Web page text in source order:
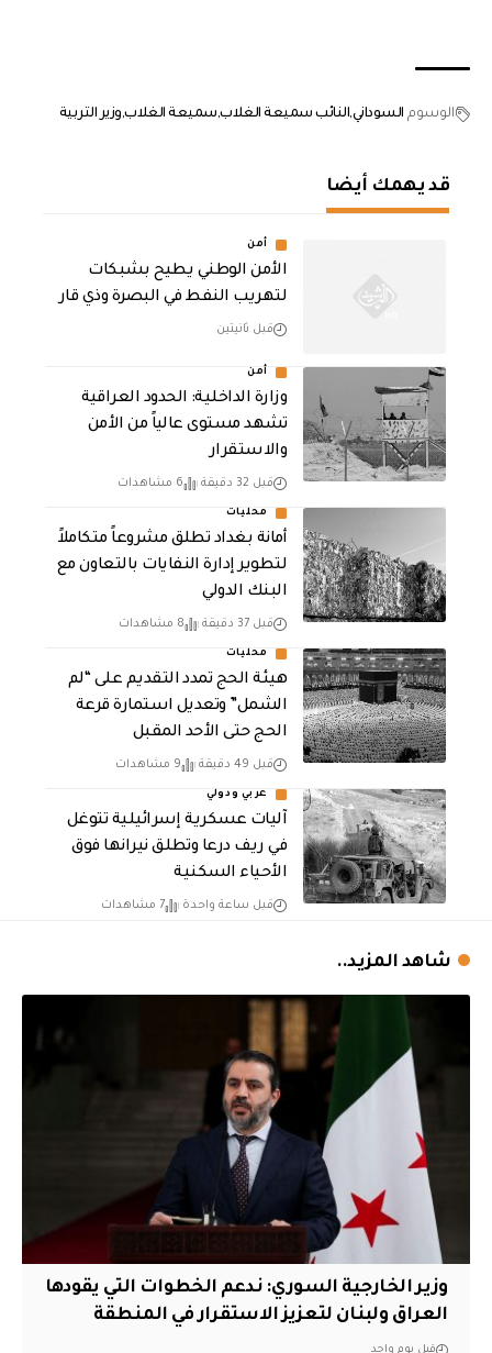
الوسوم السودانيالنائب سميعة الغلاب سميعة الغلاب وزير التربية
قد يهمك أيضا
أمن
الأمن الوطني يطيح بشبكات
لتهريب النفط في البصرة وذي قار
قبل ثانيتين
أمن
وزارة الداخلية: الحدود العراقية
تشهد مستوى عالياً من الأمن
والاستقرار
قبل 32 دقيقة 6 مشاهدات
محليات
أمانة بغداد تطلق مشروعاً متكاملاً
لتطوير إدارة النفايات بالتعاون مع
البنك الدولي
قبل 37 دقيقة 8 مشاهدات
محليات
هيئة الحج تمدد التقديم على “لم
الشمل” وتعديل استمارة قرعة
الحج حتى الأحد المقبل
قبل 49 دقيقة 9 مشاهدات
عربي ودولي
آليات عسكرية إسرائيلية تتوغل
في ريف درعا وتطلق نيرانها فوق
الأحياء السكنية
قبل ساعة واحدة 7 مشاهدات
شاهد المزيد..
وزير الخارجية السوري: ندعم الخطوات التي يقودها
العراق ولبنان لتعزيز الاستقرار في المنطقة
قبل يوم واحد